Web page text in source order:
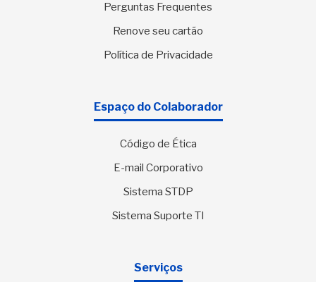
Perguntas Frequentes
Renove seu cartão
Política de Privacidade
Espaço do Colaborador
Código de Ética
E-mail Corporativo
Sistema STDP
Sistema Suporte TI
Serviços